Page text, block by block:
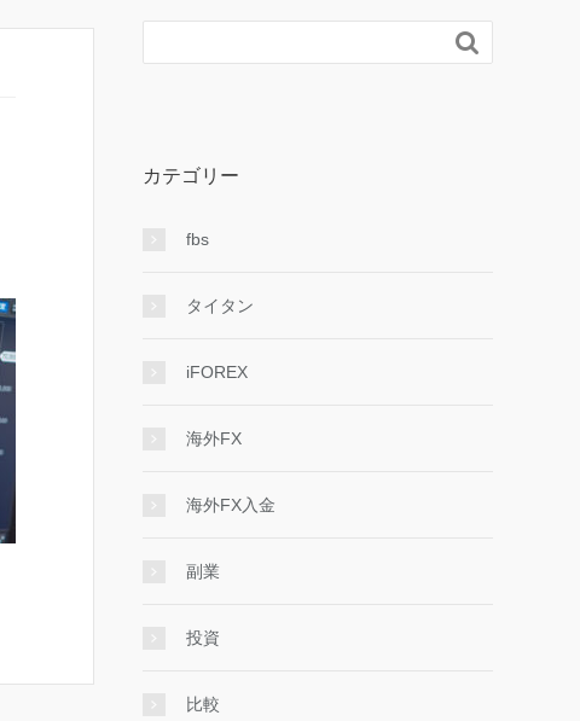

カテゴリー
fbs
タイタン
iFOREX
海外FX
海外FX入金
副業
投資
比較